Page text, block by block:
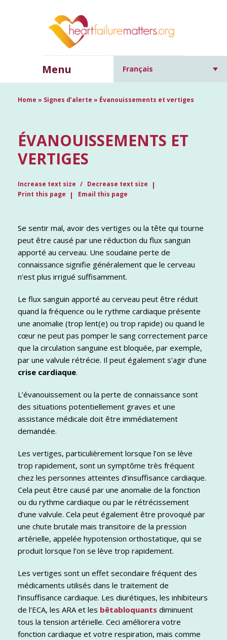
Menu Français
Home » Signes d’alerte » Évanouissements et vertiges
ÉVANOUISSEMENTS ET
VERTIGES
Increase text size
Decrease text size
Print this page
Email this page
Se sentir mal, avoir des vertiges ou la tête qui tourne
peut être causé par une réduction du flux sanguin
apporté au cerveau. Une soudaine perte de
connaissance signifie généralement que le cerveau
n’est plus irrigué suffisamment.
Le flux sanguin apporté au cerveau peut être réduit
quand la fréquence ou le rythme cardiaque présente
une anomalie (trop lent(e) ou trop rapide) ou quand le
cœur ne peut pas pomper le sang correctement parce
que la circulation sanguine est bloquée, par exemple,
par une valvule rétrécie. Il peut également s’agir d’une
crise cardiaque.
L’évanouissement ou la perte de connaissance sont
des situations potentiellement graves et une
assistance médicale doit être immédiatement
demandée.
Les vertiges, particulièrement lorsque l’on se lève
trop rapidement, sont un symptôme très fréquent
chez les personnes atteintes d’insuffisance cardiaque.
Cela peut être causé par une anomalie de la fonction
ou du rythme cardiaque ou par le rétrécissement
d’une valvule. Cela peut également être provoqué par
une chute brutale mais transitoire de la pression
artérielle, appelée hypotension orthostatique, qui se
produit lorsque l’on se lève trop rapidement.
Les vertiges sont un effet secondaire fréquent des
médicaments utilisés dans le traitement de
l’insuffisance cardiaque. Les diurétiques, les inhibiteurs
de l’ECA, les ARA et les bêtabloquants diminuent
tous la tension artérielle. Ceci améliorera votre
fonction cardiaque et votre respiration, mais comme